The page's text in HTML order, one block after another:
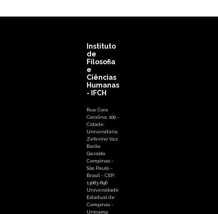
Instituto
de
Filosofia
e
Ciências
Humanas
- IFCH
Rua Cora
Coralina, 100 -
Cidade
Universitária
Zeferino Vaz,
Barão
Geraldo
Campinas -
São Paulo -
Brasil - CEP:
13083-896
Universidade
Estadual de
Campinas -
Unicamp